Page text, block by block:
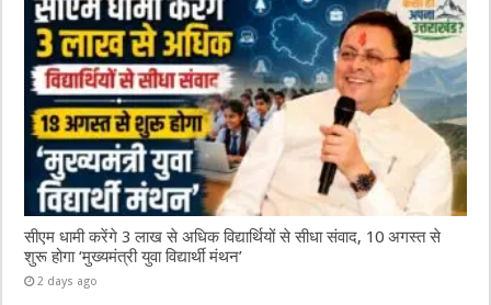
सीएम धामी करेंगे 3 लाख से अधिक विद्यार्थियों से सीधा संवाद, 10 अगस्त से
शुरू होगा ‘मुख्यमंत्री युवा विद्यार्थी मंथन’
2 days ago